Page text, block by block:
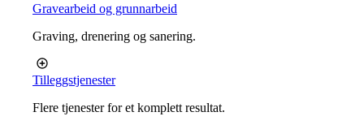
Gravearbeid og grunnarbeid
Graving, drenering og sanering.
Tilleggstjenester
Flere tjenester for et komplett resultat.